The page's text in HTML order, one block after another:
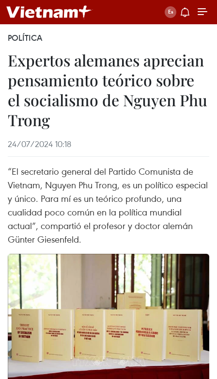
POLÍTICA
Expertos alemanes aprecian
pensamiento teórico sobre
el socialismo de Nguyen Phu
Trong
24/07/2024 10:18
“El secretario general del Partido Comunista de
Vietnam, Nguyen Phu Trong, es un político especial
y único. Para mí es un teórico profundo, una
cualidad poco común en la política mundial
actual”, compartió el profesor y doctor alemán
Günter Giesenfeld.